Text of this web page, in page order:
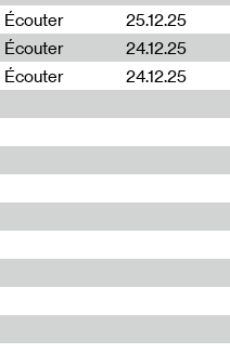
Écouter
25.12.25
Écouter
24.12.25
Écouter
24.12.25